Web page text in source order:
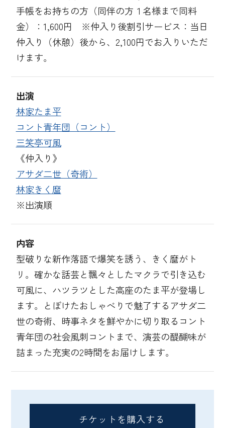
手帳をお持ちの方（同伴の方１名様まで同料
金）：1,600円 ※仲入り後割引サービス：当日
仲入り（休憩）後から、2,100円でお入りいただ
けます。
出演
林家たま平
コント青年団（コント）
三笑亭可風
《仲入り》
アサダ二世（奇術）
林家きく麿
※出演順
内容
型破りな新作落語で爆笑を誘う、きく麿がト
リ。確かな話芸と飄々としたマクラで引き込む
可風に、ハツラツとした高座のたま平が登場し
ます。とぼけたおしゃべりで魅了するアサダ二
世の奇術、時事ネタを鮮やかに切り取るコント
青年団の社会風刺コントまで、演芸の醍醐味が
詰まった充実の2時間をお届けします。
チケットを購入する